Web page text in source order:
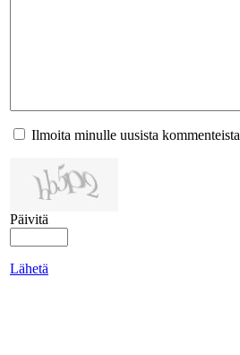
Ilmoita minulle uusista kommenteista
Päivitä
Lähetä